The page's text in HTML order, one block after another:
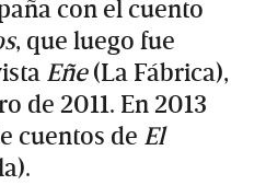
con el cuento
, que luego fue
Eñe(La Fábrica),
de 2011. En 2013
cuentos de El